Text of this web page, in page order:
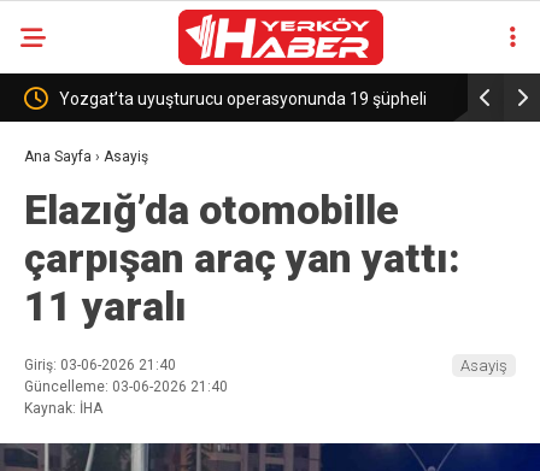
19 şüpheli Sekili Köyü’ne Okul Müjdesi!
Ana Sayfa › Asayiş
Elazığ’da otomobille
çarpışan araç yan yattı:
11 yaralı
Giriş: 03-06-2026 21:40
Güncelleme: 03-06-2026 21:40
Kaynak: İHA
Asayiş